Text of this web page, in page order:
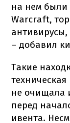
на нем были
Warcraft,
антивирусы,
– добавил
Такие
не очищала
перед
ивента.